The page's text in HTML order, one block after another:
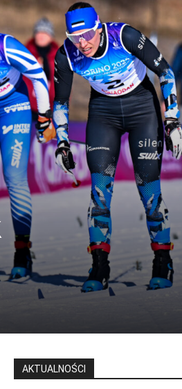
AKTUALNOŚCI